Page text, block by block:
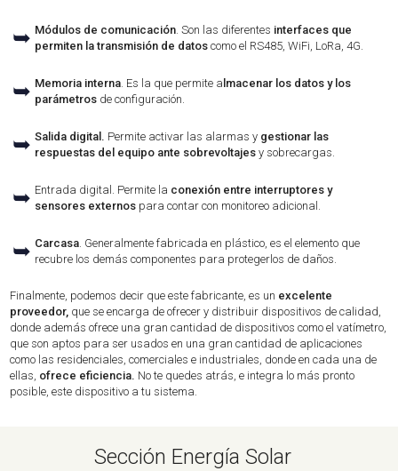
➥ Módulos de comunicación . Son las diferentes interfaces que
permiten la transmisión de datos como el RS485, WiFi, LoRa, 4G.
➥ Memoria interna . Es la que permite a lmacenar los datos y los
parámetros de configuración.
➥ Salida digital. Permite activar las alarmas y gestionar las
respuestas del equipo ante sobrevoltajes y sobrecargas.
➥ Entrada digital. Permite la conexión entre interruptores y
sensores externos para contar con monitoreo adicional.
➥ Carcasa . Generalmente fabricada en plástico, es el elemento que
recubre los demás componentes para protegerlos de daños.
Finalmente, podemos decir que este fabricante, es un excelente
proveedor, que se encarga de ofrecer y distribuir dispositivos de calidad,
donde además ofrece una gran cantidad de dispositivos como el vatímetro,
que son aptos para ser usados en una gran cantidad de aplicaciones
como las residenciales, comerciales e industriales, donde en cada una de
ellas, ofrece eficiencia. No te quedes atrás, e integra lo más pronto
posible, este dispositivo a tu sistema.
Sección Energía Solar